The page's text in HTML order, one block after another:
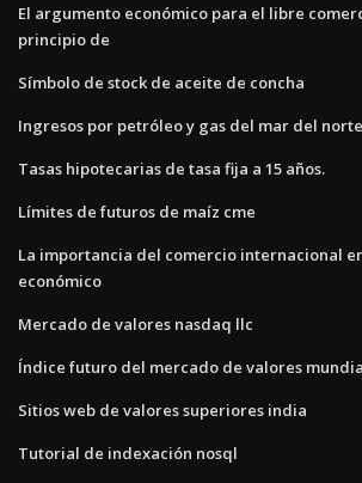
El argumento económico para el libre
principio de
Símbolo de stock de aceite de concha
Ingresos por petróleo y gas del mar del norte
Tasas hipotecarias de tasa fija a 15 años.
Límites de futuros de maíz cme
La importancia del comercio internacional
económico
Mercado de valores nasdaq llc
Índice futuro del mercado de valores
Sitios web de valores superiores india
Tutorial de indexación nosql